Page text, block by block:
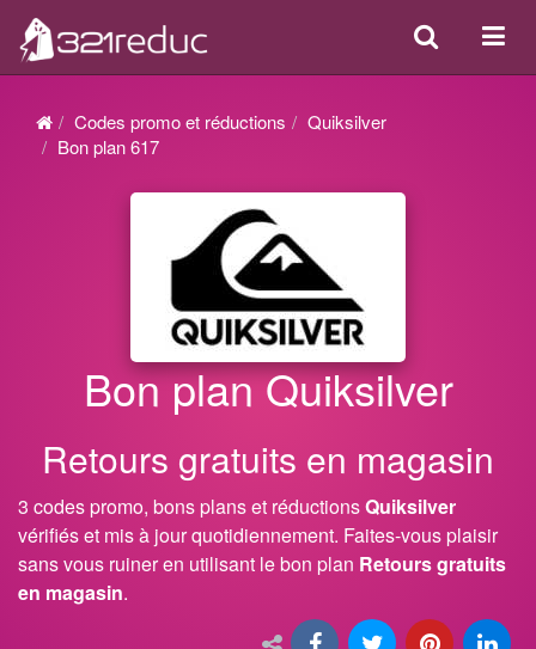
ou
Search
Codes promo et réductions
Quiksilver
Bon plan 617
Bon plan Quiksilver
Retours gratuits en magasin
3 codes promo, bons plans et réductionsQuiksilver
vérifiés et mis à jour quotidiennement. Faites-vous plaisir
sans vous ruiner en utilisant le bon plan Retours gratuits
en magasin.